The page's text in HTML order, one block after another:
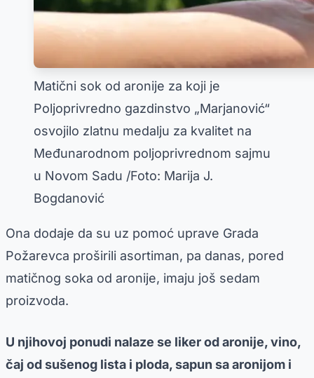
Matični sok od aronije za koji je
Poljoprivredno gazdinstvo „Marjanović“
osvojilo zlatnu medalju za kvalitet na
Međunarodnom poljoprivrednom sajmu
u Novom Sadu /Foto: Marija J.
Bogdanović
Ona dodaje da su uz pomoć uprave Grada
Požarevca proširili asortiman, pa danas, pored
matičnog soka od aronije, imaju još sedam
proizvoda.
U njihovoj ponudi nalaze se liker od aronije, vino,
čaj od sušenog lista i ploda, sapun sa aronijom i